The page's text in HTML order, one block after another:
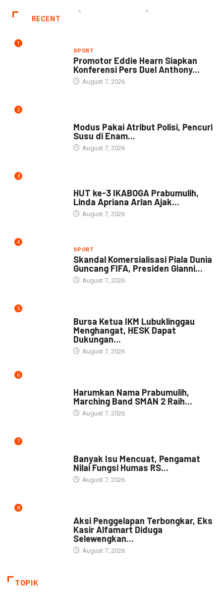
RECENT
1
SPORT
Promotor Eddie Hearn Siapkan
Konferensi Pers Duel Anthony...
August 7, 2026
2
Modus Pakai Atribut Polisi, Pencuri
Susu di Enam...
August 7, 2026
3
HUT ke-3 IKABOGA Prabumulih,
Linda Apriana Arlan Ajak...
August 7, 2026
4
SPORT
Skandal Komersialisasi Piala Dunia
Guncang FIFA, Presiden Gianni...
August 7, 2026
5
Bursa Ketua IKM Lubuklinggau
Menghangat, HESK Dapat
Dukungan...
August 7, 2026
6
Harumkan Nama Prabumulih,
Marching Band SMAN 2 Raih...
August 7, 2026
7
Banyak Isu Mencuat, Pengamat
Nilai Fungsi Humas RS...
August 7, 2026
8
Aksi Penggelapan Terbongkar, Eks
Kasir Alfamart Diduga
Selewengkan...
August 7, 2026
TOPIK